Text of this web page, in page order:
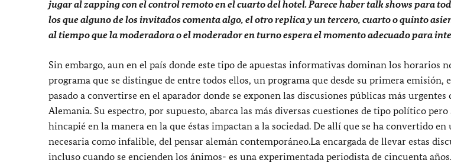
jugar al zapping con el control remoto en el cuarto del hotel. Parece haber talk shows para
los que alguno de los invitados comenta algo, el otro replica y un tercero, cuarto o quinto
al tiempo que la moderadora o el moderador en turno espera el momento adecuado para
Sin embargo, aun en el país donde este tipo de apuestas informativas dominan los horarios
programa que se distingue de entre todos ellos, un programa que desde su primera emisión,
pasado a convertirse en el aparador donde se exponen las discusiones públicas más urgentes
Alemania. Su espectro, por supuesto, abarca las más diversas cuestiones de tipo político
hincapié en la manera en la que éstas impactan a la sociedad. De allí que se ha convertido
necesaria como infalible, del pensar alemán contemporáneo.La encargada de llevar estas
incluso cuando se encienden los ánimos- es una experimentada periodista de cincuenta